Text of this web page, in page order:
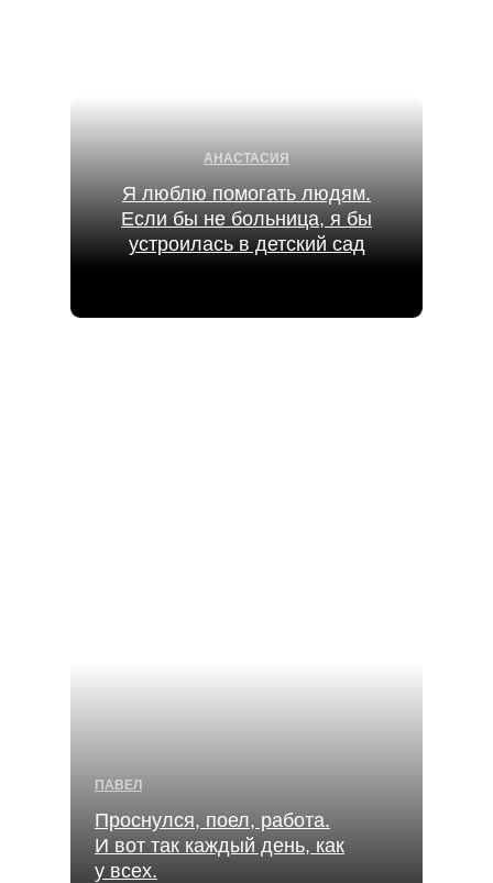
Я люблю помогать людям.
Если бы не больница, я бы
устроилась в детский сад
АНАСТАСИЯ
Проснулся, поел, работа.
И вот так каждый день, как
у всех.
ПАВЕЛ